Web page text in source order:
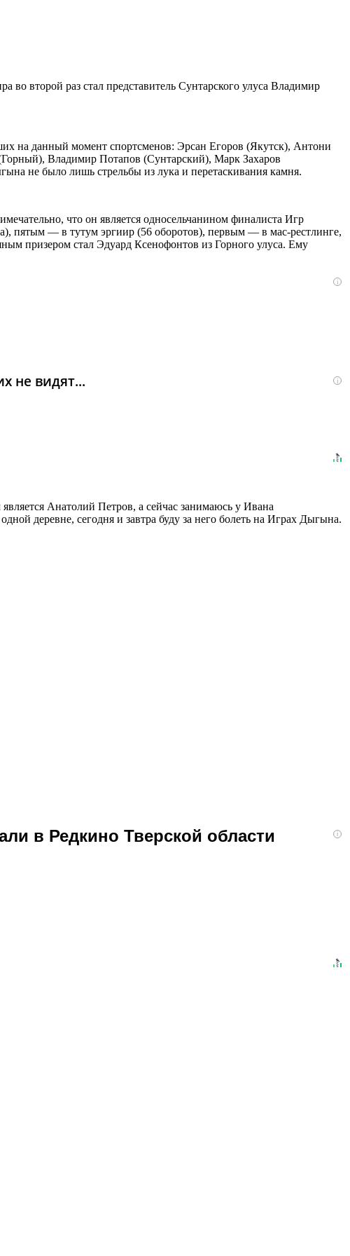
второй раз стал представитель Сунтарского улуса Владимир
на данный момент спортсменов: Эрсан Егоров (Якутск), Антони
Владимир Потапов (Сунтарский), Марк Захаров
не было лишь стрельбы из лука и перетаскивания камня.
что он является односельчанином финалиста Игр
пятым — в тутум эргиир (56 оборотов), первым — в мас-рестлинге,
призером стал Эдуард Ксенофонтов из Горного улуса. Ему
i
i
не видят...
Анатолий Петров, а сейчас занимаюсь у Ивана
деревне, сегодня и завтра буду за него болеть на Играх Дыгына.
i
в Редкино Тверской области